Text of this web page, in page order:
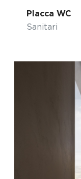
Placca WC
Sanitari